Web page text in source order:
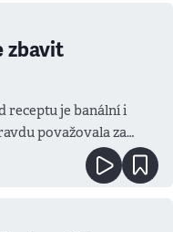
zbavit
receptu je banální i
považovala za